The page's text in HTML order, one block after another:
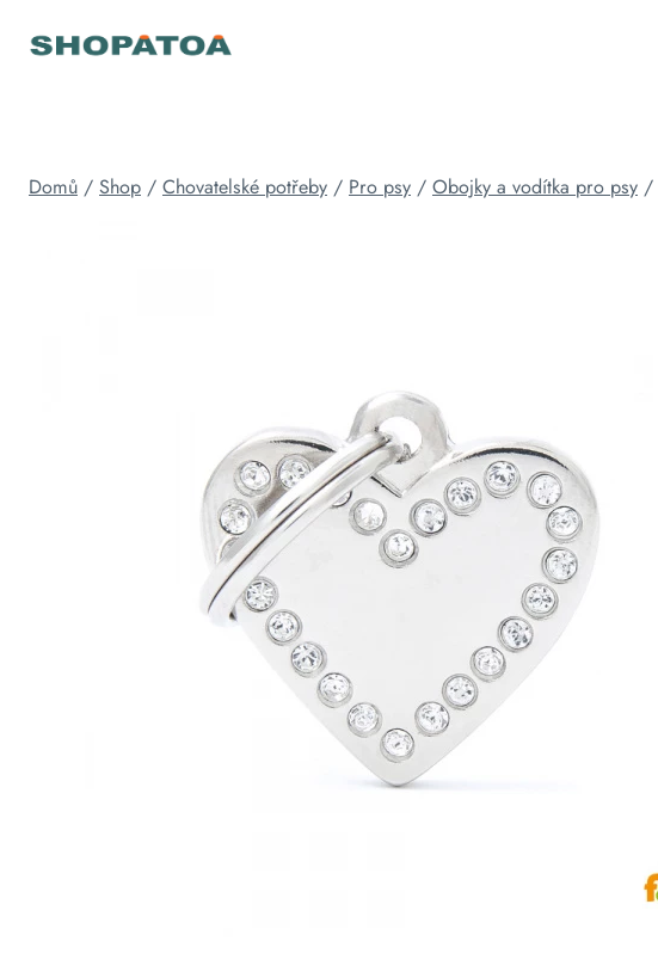
Domů / Shop / Chovatelské potřeby / Pro psy / Obojky a vodítka pro psy /